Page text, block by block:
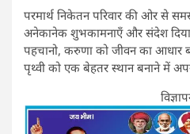
परमार्थ निकेतन परिवार की ओर से
अनेकानेक शुभकामनाएँ और संदेश
पहचानो, करुणा को जीवन का
पृथ्वी को एक बेहतर स्थान बनाने में